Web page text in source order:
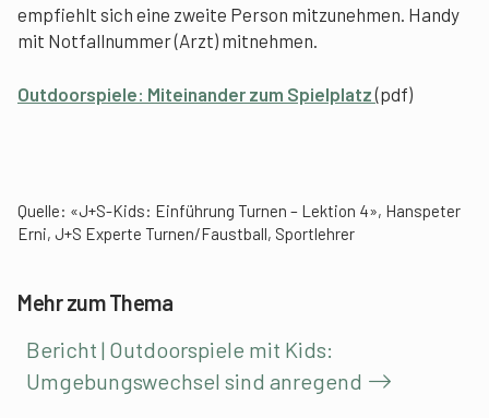
empfiehlt sich eine zweite Person mitzunehmen. Handy
mit Notfallnummer (Arzt) mitnehmen.
Outdoorspiele: Miteinander zum Spielplatz(pdf)
Quelle: «J+S-Kids: Einführung Turnen – Lektion 4», Hanspeter
Erni, J+S Experte Turnen/Faustball, Sportlehrer
Mehr zum Thema
Bericht | Outdoorspiele mit Kids:
Umgebungswechsel sind anregend